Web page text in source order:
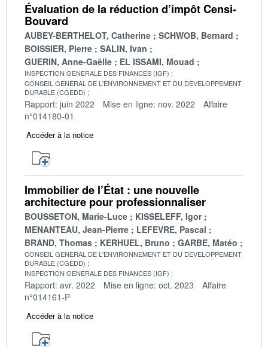
Évaluation de la réduction d’impôt Censi-
Bouvard
AUBEY-BERTHELOT, Catherine
SCHWOB, Bernard
BOISSIER, Pierre
SALIN, Ivan
GUERIN, Anne-Gaëlle
EL ISSAMI, Mouad
INSPECTION GENERALE DES FINANCES (IGF)
CONSEIL GENERAL DE L'ENVIRONNEMENT ET DU DEVELOPPEMENT
DURABLE (CGEDD)
Rapport: juin 2022 Mise en ligne: nov. 2022
Affaire
n°014180-01
Accéder à la notice
Immobilier de l’État : une nouvelle
architecture pour professionnaliser
BOUSSETON, Marie-Luce
KISSELEFF, Igor
MENANTEAU, Jean-Pierre
LEFEVRE, Pascal
BRAND, Thomas
KERHUEL, Bruno GARBE, Matéo
CONSEIL GENERAL DE L'ENVIRONNEMENT ET DU DEVELOPPEMENT
DURABLE (CGEDD)
INSPECTION GENERALE DES FINANCES (IGF)
Rapport: avr. 2022 Mise en ligne: oct. 2023
Affaire
n°014161-P
Accéder à la notice